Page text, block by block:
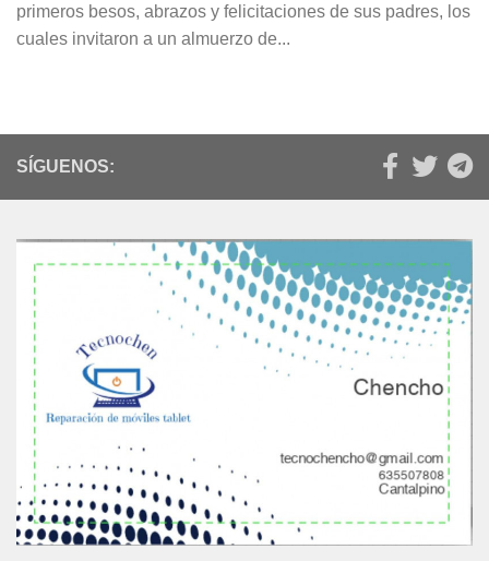
primeros besos, abrazos y felicitaciones de sus padres, los
cuales invitaron a un almuerzo de...
SÍGUENOS: